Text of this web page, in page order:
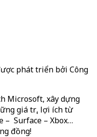
phát triển bởi Công
Microsoft, xây dựng
giá trị, lợi ích từ
– Surface – Xbox…
đồng!